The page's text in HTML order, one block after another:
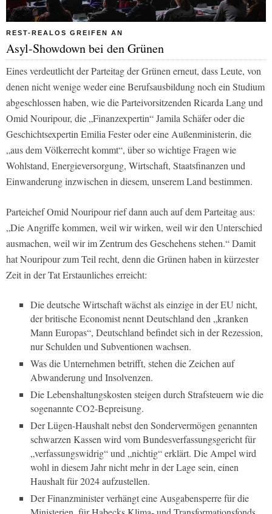
REST-REALOS GREIFEN AN
Asyl-Showdown bei den Grünen
Eines verdeutlicht der Parteitag der Grünen erneut, dass Leute, von
denen nicht wenige weder eine Berufsausbildung noch ein Studium
abgeschlossen haben, wie die Parteivorsitzenden Ricarda Lang und
Omid Nouripour, die „Finanzexpertin“ Jamila Schäfer oder die
Geschichtsexpertin Emilia Fester oder eine Außenministerin, die
„aus dem Völkerrecht kommt“, über so wichtige Fragen wie
Wohlstand, Energieversorgung, Wirtschaft, Staatsfinanzen und
Einwanderung inzwischen in diesem, unserem Land bestimmen.
Parteichef Omid Nouripour rief dann auch auf dem Parteitag aus:
„Die Angriffe kommen, weil wir wirken, weil wir den Unterschied
ausmachen, weil wir im Zentrum des Geschehens stehen.“ Damit
hat Nouripour zum Teil recht, denn die Grünen haben in kürzester
Zeit in der Tat Erstaunliches erreicht:
Die deutsche Wirtschaft wächst als einzige in der EU nicht,
der britischeEconomistnennt Deutschland den „kranken
Mann Europas“, Deutschland befindet sich in der Rezession,
nur Schulden und Subventionen wachsen.
Was die Unternehmen betrifft, stehen die Zeichen auf
Abwanderung und Insolvenzen.
Die Lebenshaltungskosten steigen durch Strafsteuern wie die
sogenannte CO2-Bepreisung.
Der Lügen-Haushalt nebst den Sondervermögen genannten
schwarzen Kassen wird vom Bundesverfassungsgericht für
„verfassungswidrig“ und „nichtig“ erklärt. Die Ampel wird
wohl in diesem Jahr nicht mehr in der Lage sein, einen
Haushalt für 2024 aufzustellen.
Der Finanzminister verhängt eine Ausgabensperre für die